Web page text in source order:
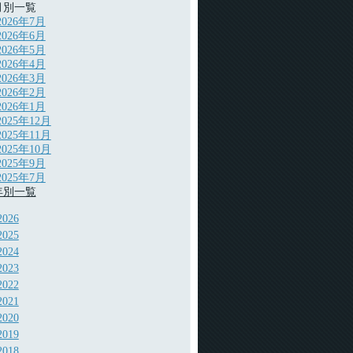
一覧
年7月
年6月
年5月
年4月
年3月
年2月
年1月
年12月
年11月
年10月
年9月
年7月
一覧